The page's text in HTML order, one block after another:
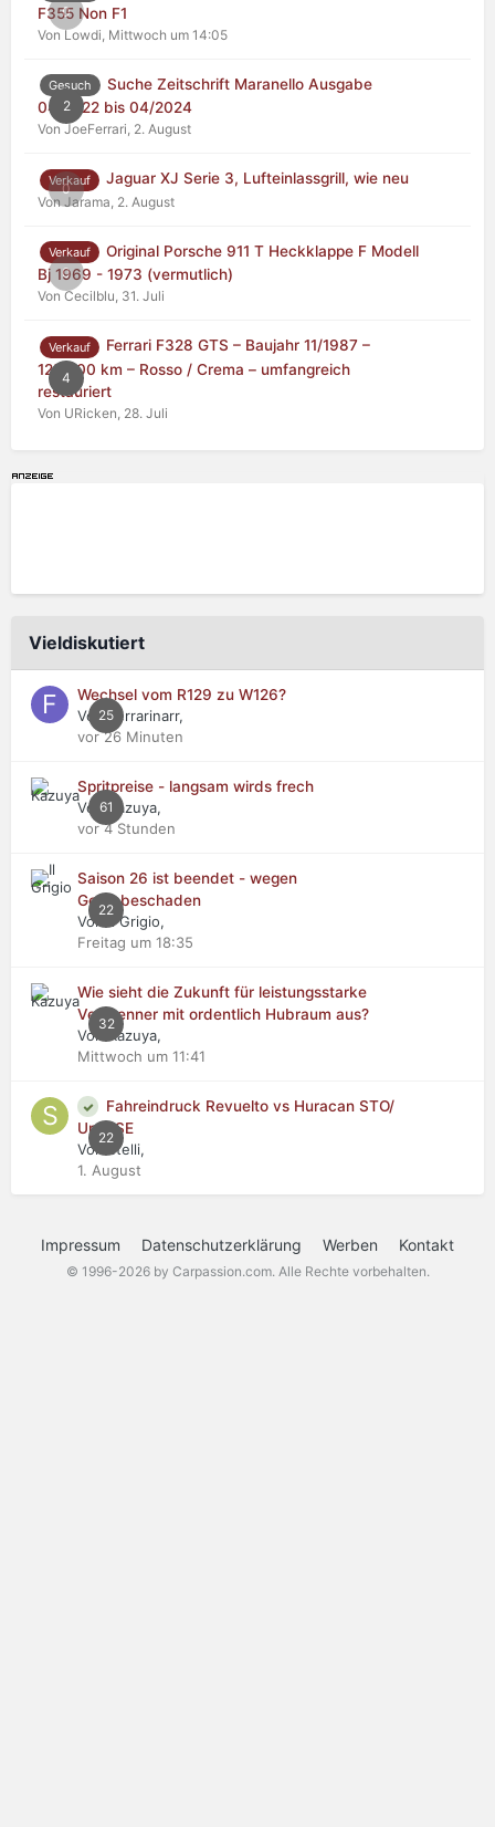
0
F355 Non F1
Von Lowdi, Mittwoch um 14:05
2
Gesuch
Suche Zeitschrift Maranello Ausgabe
04/2022 bis 04/2024
Von JoeFerrari, 2. August
0
Verkauf Jaguar XJ Serie 3, Lufteinlassgrill, wie neu
Von Jarama, 2. August
0
Verkauf
Original Porsche 911 T Heckklappe F Modell
Bj 1969 - 1973 (vermutlich)
Von Cecilblu, 31. Juli
4
Verkauf
Ferrari F328 GTS – Baujahr 11/1987 –
125.000 km – Rosso / Crema – umfangreich
restauriert
Von URicken, 28. Juli
Vieldiskutiert
25
Wechsel vom R129 zu W126?
Von Ferrarinarr,
vor 26 Minuten
61
Spritpreise - langsam wirds frech
Von Kazuya,
vor 4 Stunden
22
Saison 26 ist beendet - wegen
Getriebeschaden
Von Il Grigio,
Freitag um 18:35
32
Wie sieht die Zukunft für leistungsstarke
Verbrenner mit ordentlich Hubraum aus?
Von Kazuya,
Mittwoch um 11:41
22
Fahreindruck Revuelto vs Huracan STO/
Urus SE
Von stelli,
1. August
Impressum Datenschutzerklärung Werben Kontakt
© 1996-2026 by Carpassion.com. Alle Rechte vorbehalten.